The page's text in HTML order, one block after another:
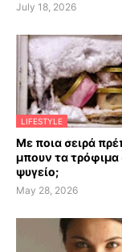
July 18, 2026
LIFESTYLE
Με ποια σειρά
μπουν τα τρόφιμα
ψυγείο;
May 28, 2026